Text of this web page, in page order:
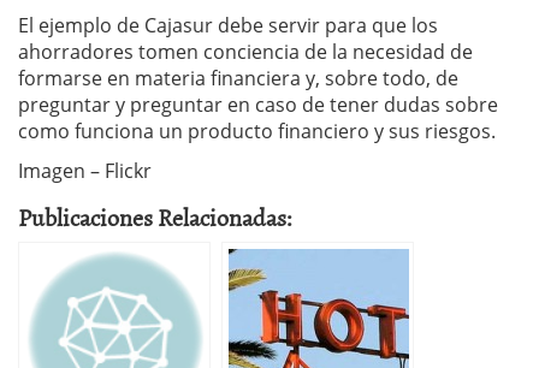
El ejemplo de Cajasur debe servir para que los
ahorradores tomen conciencia de la necesidad de
formarse en materia financiera y, sobre todo, de
preguntar y preguntar en caso de tener dudas sobre
como funciona un producto financiero y sus riesgos.
Imagen – Flickr
Publicaciones Relacionadas: